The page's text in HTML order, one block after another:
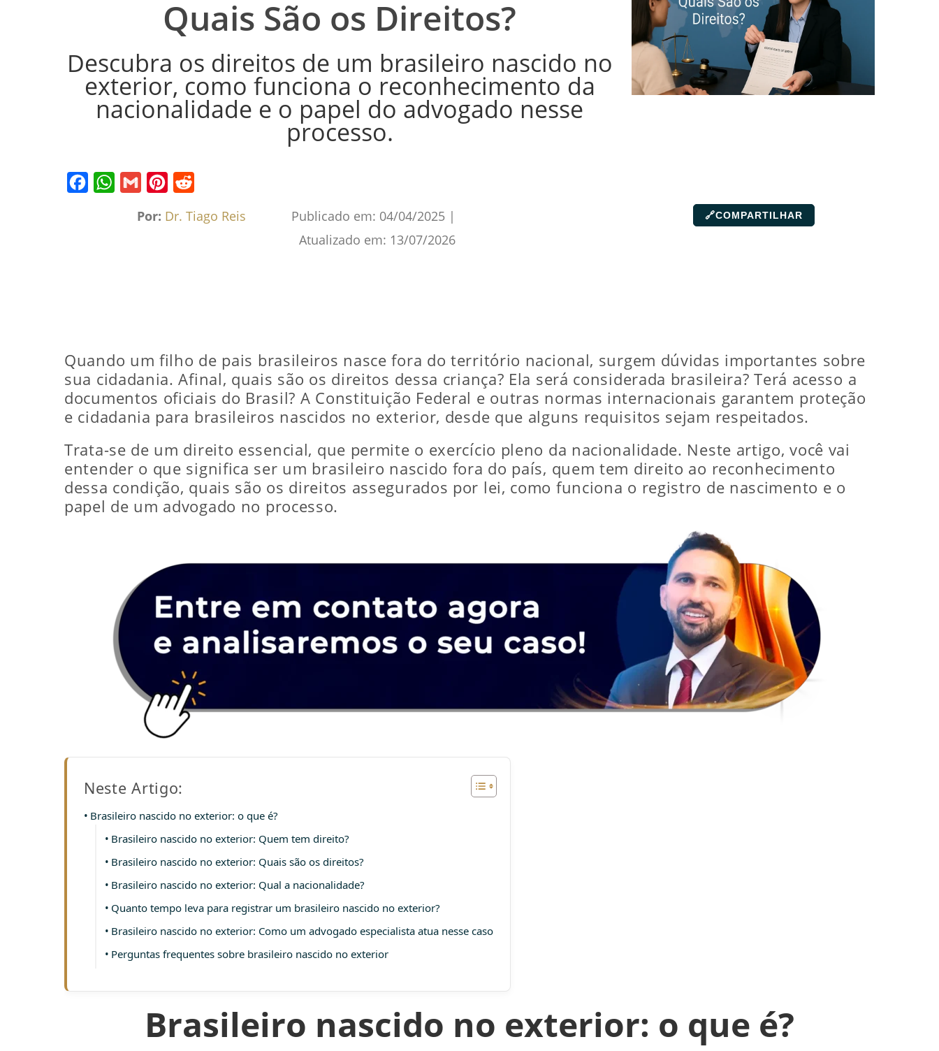
Quais São os Direitos?
Descubra os direitos de um brasileiro nascido no
exterior, como funciona o reconhecimento da
nacionalidade e o papel do advogado nesse
processo.
Por: Dr. Tiago Reis Publicado em: 04/04/2025 |
Atualizado em: 13/07/2026
🔗COMPARTILHAR
Quando um filho de pais brasileiros nasce fora do território nacional, surgem dúvidas importantes sobre
sua cidadania. Afinal, quais são os direitos dessa criança? Ela será considerada brasileira? Terá acesso a
documentos oficiais do Brasil? A Constituição Federal e outras normas internacionais garantem proteção
e cidadania para brasileiros nascidos no exterior, desde que alguns requisitos sejam respeitados.
Trata-se de um direito essencial, que permite o exercício pleno da nacionalidade. Neste artigo, você vai
entender o que significa ser um brasileiro nascido fora do país, quem tem direito ao reconhecimento
dessa condição, quais são os direitos assegurados por lei, como funciona o registro de nascimento e o
papel de um advogado no processo.
Neste Artigo:
Brasileiro nascido no exterior: o que é?
Brasileiro nascido no exterior: Quem tem direito?
Brasileiro nascido no exterior: Quais são os direitos?
Brasileiro nascido no exterior: Qual a nacionalidade?
Quanto tempo leva para registrar um brasileiro nascido no exterior?
Brasileiro nascido no exterior: Como um advogado especialista atua nesse caso
Perguntas frequentes sobre brasileiro nascido no exterior
Brasileiro nascido no exterior: o que é?